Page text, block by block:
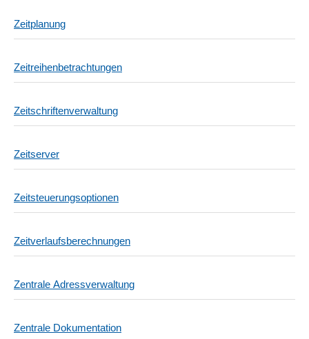
Zeitplanung
Zeitreihenbetrachtungen
Zeitschriftenverwaltung
Zeitserver
Zeitsteuerungsoptionen
Zeitverlaufsberechnungen
Zentrale Adressverwaltung
Zentrale Dokumentation